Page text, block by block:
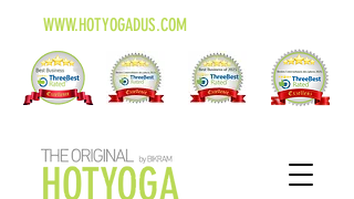
WWW.HOTYOGADUS.COM